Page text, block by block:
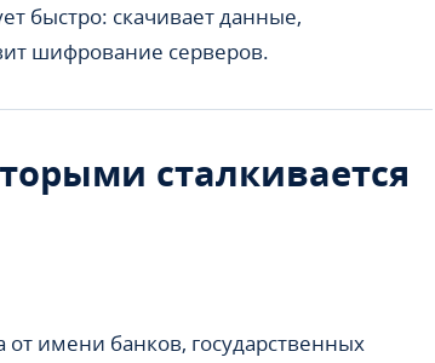
быстро: скачивает данные,
шифрование серверов.
сталкивается
от имени банков, государственных